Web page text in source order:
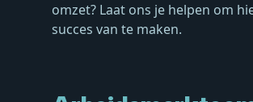
omzet? Laat ons je helpen om
succes van te maken.